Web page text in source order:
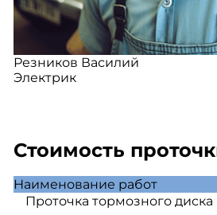
Резников Василий
Электрик
Стоимость
Наименование работ
Проточка тормозного диска